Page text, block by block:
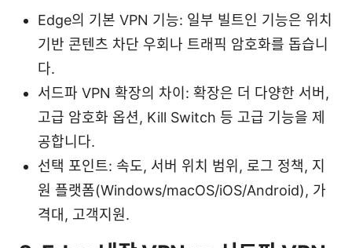
Edge의 기본 VPN 기능: 일부 빌트인 기능은 위치
기반 콘텐츠 차단 우회나 트래픽 암호화를 돕습니
다.
서드파 VPN 확장의 차이: 확장은 더 다양한 서버,
고급 암호화 옵션, Kill Switch 등 고급 기능을 제
공합니다.
선택 포인트: 속도, 서버 위치 범위, 로그 정책, 지
원 플랫폼(Windows/macOS/iOS/Android), 가
격대, 고객지원.